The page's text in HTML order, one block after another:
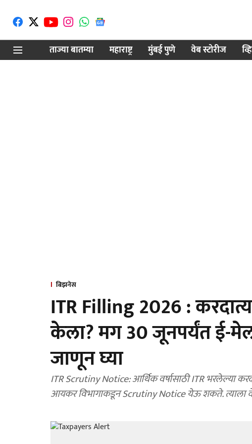
ताज्या बातम्या
महाराष्ट्र मुंबई पुणे वेब स्टोरीज
बिझनेस
ITR Filling 2026 :
केला? मग 30 जूनपर्यंत ई-
जाणून घ्या
ITR Scrutiny Notice: आर्थिक वर्षासाठी ITR भरलेल्या
आयकर विभागाकडून Scrutiny Notice येऊ